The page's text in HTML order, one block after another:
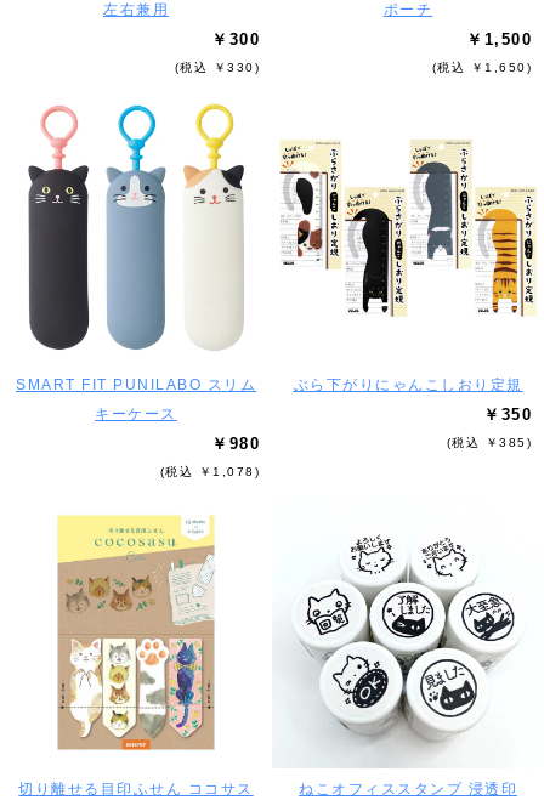
左右兼用
￥300
(税込 ￥330)
ポーチ
￥1,500
(税込 ￥1,650)
SMART FIT PUNILABO スリム
キーケース
￥980
(税込 ￥1,078)
ぶら下がりにゃんこしおり定規
￥350
(税込 ￥385)
切り離せる目印ふせん ココサス
ねこオフィススタンプ 浸透印